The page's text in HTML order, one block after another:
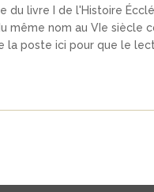
du livre I de l'Histoire
même nom au VIe siècle
la poste ici pour que le